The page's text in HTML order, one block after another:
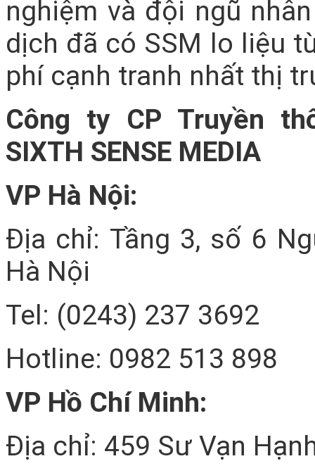
nghiệm và đội ngũ
dịch đã có SSM lo liệu
phí cạnh tranh nhất thị
Công ty CP Truyền
SIXTH SENSE MEDIA
VP Hà Nội:
Địa chỉ: Tầng 3, số 6
Hà Nội
Tel: (0243) 237 3692
Hotline: 0982 513 898
VP Hồ Chí Minh:
Địa chỉ: 459 Sư Vạn